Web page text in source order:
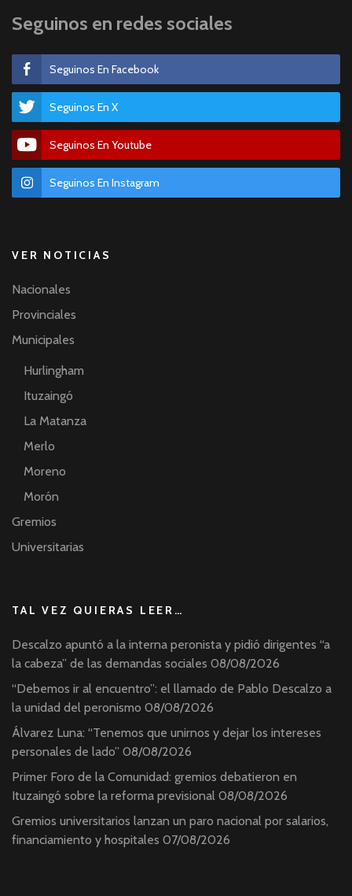
Seguinos en redes sociales
Seguinos En Facebook
Seguinos En X
Seguinos En Youtube
Seguinos En Instagram
VER NOTICIAS
Nacionales
Provinciales
Municipales
Hurlingham
Ituzaingó
La Matanza
Merlo
Moreno
Morón
Gremios
Universitarias
TAL VEZ QUIERAS LEER…
Descalzo apuntó a la interna peronista y pidió dirigentes “a
la cabeza” de las demandas sociales 08/08/2026
“Debemos ir al encuentro”: el llamado de Pablo Descalzo a
la unidad del peronismo 08/08/2026
Álvarez Luna: “Tenemos que unirnos y dejar los intereses
personales de lado” 08/08/2026
Primer Foro de la Comunidad: gremios debatieron en
Ituzaingó sobre la reforma previsional 08/08/2026
Gremios universitarios lanzan un paro nacional por salarios,
financiamiento y hospitales 07/08/2026